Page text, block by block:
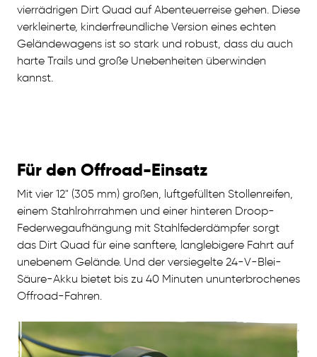
vierrädrigen Dirt Quad auf Abenteuerreise gehen. Diese
verkleinerte, kinderfreundliche Version eines echten
Geländewagens ist so stark und robust, dass du auch
harte Trails und große Unebenheiten überwinden
kannst.
Für den Offroad-Einsatz
Mit vier 12" (305 mm) großen, luftgefüllten Stollenreifen,
einem Stahlrohrrahmen und einer hinteren Droop-
Federwegaufhängung mit Stahlfederdämpfer sorgt
das Dirt Quad für eine sanftere, langlebigere Fahrt auf
unebenem Gelände. Und der versiegelte 24-V-Blei-
Säure-Akku bietet bis zu 40 Minuten ununterbrochenes
Offroad-Fahren.